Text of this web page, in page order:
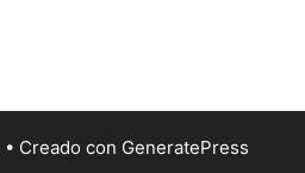
• Creado con GeneratePress